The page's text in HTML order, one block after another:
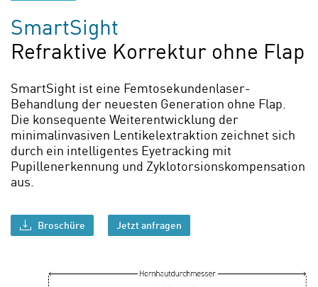
SmartSight
Refraktive Korrektur ohne Flap
SmartSight ist eine Femtosekundenlaser-
Behandlung der neuesten Generation ohne Flap.
Die konsequente Weiterentwicklung der
minimalinvasiven Lentikelextraktion zeichnet sich
durch ein intelligentes Eyetracking mit
Pupillenerkennung und Zyklotorsionskompensation
aus.
Broschüre Jetzt anfragen